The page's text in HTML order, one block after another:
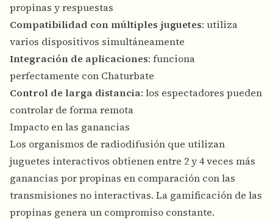
propinas y respuestas
Compatibilidad con múltiples juguetes: utiliza
varios dispositivos simultáneamente
Integración de aplicaciones: funciona
perfectamente con Chaturbate
Control de larga distancia: los espectadores pueden
controlar de forma remota
Impacto en las ganancias
Los organismos de radiodifusión que utilizan
juguetes interactivos obtienen entre 2 y 4 veces más
ganancias por propinas en comparación con las
transmisiones no interactivas. La gamificación de las
propinas genera un compromiso constante.